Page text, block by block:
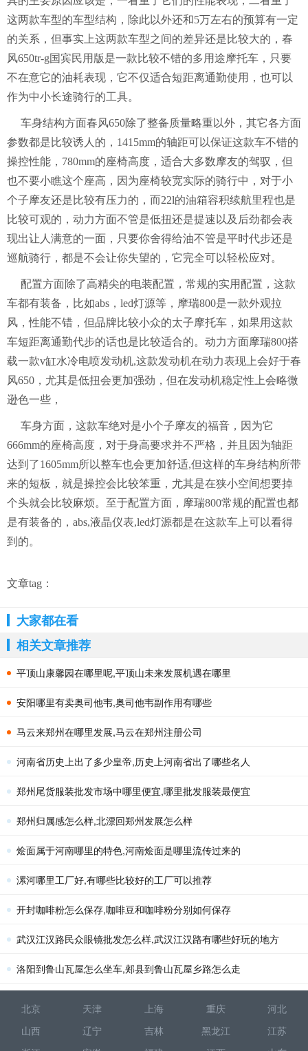
这两款车型的车型结构，除此以外还和5万左右的预算有一定
的关系，但事实上这两款车型之间的差异还是比较大的，春
风650tr-g国宾民用版是一款比较不错的多用途摩托车，只要
不在意它的油耗表现，它不仅适合短距离通勤使用，也可以
作为中小长途骑行的工具。
车身结构方面春风650除了整备质量略重以外，其它各方面
参数都是比较诱人的，1415mm的轴距可以保证这款车不错的
操控性能，780mm的座椅高度，适合大多数摩友的驾驭，但
也不要小瞧这个座高，因为座椅较宽实际的骑行中，对于小
个子摩友还是比较有压力的，而22l的油箱容积续航里程也是
比较可观的，动力方面不管是低扭还是提速以及后劲都会表
现出让人满意的一面，只要你舍得给油不管是平时代步还是
巡航骑行，都是不会让你失望的，它完全可以轻松应对。
配置方面除了高精尖的电装配置，常规的实用配置，这款
车都有装备，比如abs，led灯源等，摩瑞800是一款外观拉
风，性能不错，但品牌比较小众的太子摩托车，如果用这款
车短距离通勤代步的话也是比较适合的。动力方面摩瑞800搭
载一款v缸水冷电喷发动机,这款发动机在动力表现上会好于春
风650，尤其是低扭会更加强劲，但在发动机稳定性上会略微
逊色一些，
车身方面，这款车绝对是小个子摩友的福音，因为它
666mm的座椅高度，对于身高要求并不严格，并且因为轴距
达到了1605mm所以整车也会更加舒适,但这样的车身结构所带
来的短板，就是操控会比较笨重，尤其是在狭小空间想要掉
个头就会比较麻烦。至于配置方面，摩瑞800常规的配置也都
是有装备的，abs,液晶仪表,led灯源都是在这款车上可以看得
到的。
文章tag：
大家都在看
相关文章推荐
平顶山康馨园在哪里呢,平顶山未来发展机遇在哪里
安阳哪里有卖奥司他韦,奥司他韦副作用有哪些
马云来郑州在哪里发展,马云在郑州注册公司
河南省历史上出了多少皇帝,历史上河南省出了哪些名人
郑州尾货服装批发市场中哪里便宜,哪里批发服装最便宜
郑州归属感怎么样,北漂回郑州发展怎么样
烩面属于河南哪里的特色,河南烩面是哪里流传过来的
漯河哪里工厂好,有哪些比较好的工厂可以推荐
开封咖啡粉怎么保存,咖啡豆和咖啡粉分别如何保存
武汉江汉路民众眼镜批发怎么样,武汉江汉路有哪些好玩的地方
洛阳到鲁山瓦屋怎么坐车,郏县到鲁山瓦屋乡路怎么走
北京 天津 上海 重庆
河北
山西
辽宁 吉林 黑龙江
江苏